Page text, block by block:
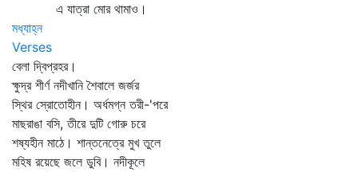
এ যাত্রা মোর থামাও।
মধ্যাহ্ন
Verses
বেলা দ্বিপ্রহর।
ক্ষুদ্র শীর্ণ নদীখানি শৈবালে জর্জর
স্থির স্রোতোহীন। অর্ধমগ্ন তরী-'পরে
মাছরাঙা বসি, তীরে দুটি গোরু চরে
শষ্যহীন মাঠে। শান্তনেত্রে মুখ তুলে
মহিষ রয়েছে জলে ডুবি। নদীকূলে